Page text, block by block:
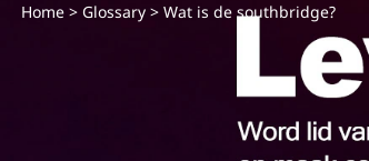
e
Home> Glossary> Wat is de southbridge?